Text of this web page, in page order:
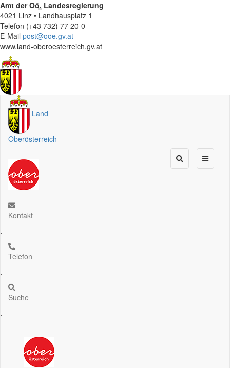
Amt derOö. Landesregierung
4021 Linz • Landhausplatz 1
Telefon (+43 732) 77 20-0
E-Mail post@ooe.gv.at
www.land-oberoesterreich.gv.at
Land
Oberösterreich
Kontakt
.
Telefon
.
Suche
.